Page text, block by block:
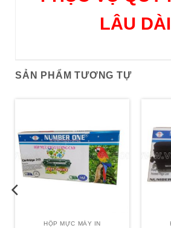
LÂU DÀI
SẢN PHẨM TƯƠNG TỰ
HỘP MỰC MÁY IN